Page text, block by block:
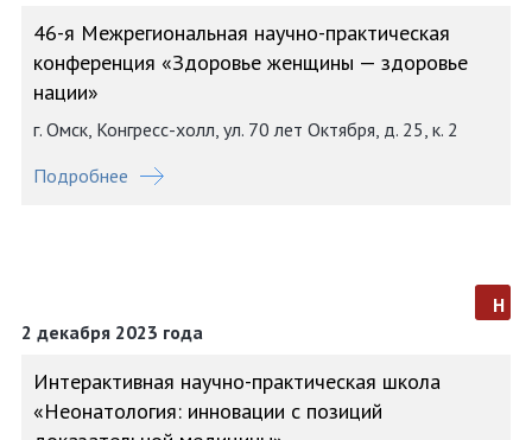
46-я Межрегиональная научно-практическая
конференция «Здоровье женщины — здоровье
нации»
г. Омск, Конгресс-холл, ул. 70 лет Октября, д. 25, к. 2
Подробнее
2 декабря 2023 года
н
Интерактивная научно-практическая школа
«Неонатология: инновации с позиций